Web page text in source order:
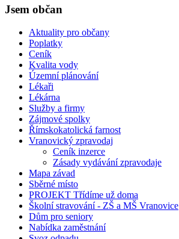
Jsem občan
Aktuality pro občany
Poplatky
Ceník
Kvalita vody
Územní plánování
Lékaři
Lékárna
Služby a firmy
Zájmové spolky
Římskokatolická farnost
Vranovický zpravodaj
Ceník inzerce
Zásady vydávání zpravodaje
Mapa závad
Sběrné místo
PROJEKT Třídíme už doma
Školní stravování - ZŠ a MŠ Vranovice
Dům pro seniory
Nabídka zaměstnání